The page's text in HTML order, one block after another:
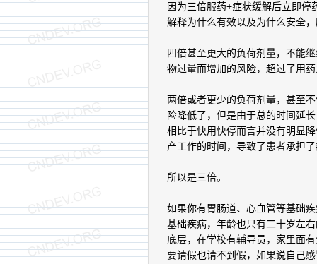
因为三倍服药+症状缓解后立即
解释为什么有效以及为什么安全
四倍甚至更大的负荷剂量，不能
物过量而增加的风险，超过了用
两倍或者更少的负荷剂量，甚至
险降低了，但是由于总的时间延
相比于快用快停而言并没有明显
产工作的时间，导致了患者承担
所以是三倍。
如果你有胃肠道、心血管等基础
基础疾病，年龄也只有二十岁左
底层，在学校有辅导员，家里面
要请假也请不到假，如果说自己